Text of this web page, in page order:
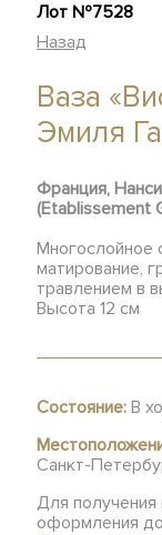
Лот №7528
Назад
Ваза
Эмиля
Франция,
(Etablissement
Многослойное
матирование,
травлением в
Высота 12 см
Состояние: В
Санкт-
Для
оформления